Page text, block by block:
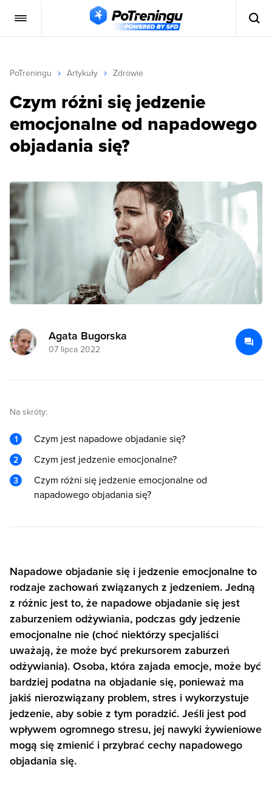
PoTreningu Artykuły Zdrowie
Czym różni się jedzenie
emocjonalne od napadowego
objadania się?
Agata Bugorska
07 lipca 2022
Na skróty:
Czym jest napadowe objadanie się?
Czym jest jedzenie emocjonalne?
Czym różni się jedzenie emocjonalne od
napadowego objadania się?
Napadowe objadanie się i jedzenie emocjonalne to
rodzaje zachowań związanych z jedzeniem. Jedną
z różnic jest to, że napadowe objadanie się jest
zaburzeniem odżywiania, podczas gdy jedzenie
emocjonalne nie (choć niektórzy specjaliści
uważają, że może być prekursorem zaburzeń
odżywiania). Osoba, która zajada emocje, może być
bardziej podatna na objadanie się, ponieważ ma
jakiś nierozwiązany problem, stres i wykorzystuje
jedzenie, aby sobie z tym poradzić. Jeśli jest pod
wpływem ogromnego stresu, jej nawyki żywieniowe
mogą się zmienić i przybrać cechy napadowego
objadania się.